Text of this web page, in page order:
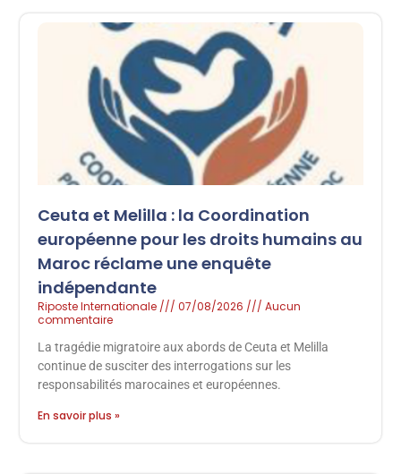
Ceuta et Melilla : la Coordination
européenne pour les droits humains au
Maroc réclame une enquête
indépendante
Riposte Internationale 07/08/2026
Aucun
commentaire
La tragédie migratoire aux abords de Ceuta et Melilla
continue de susciter des interrogations sur les
responsabilités marocaines et européennes.
En savoir plus »